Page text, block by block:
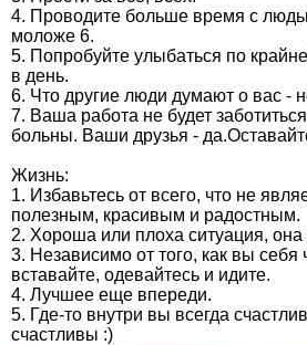
4. Проводите больше время с
моложе 6.
5. Попробуйте улыбаться по
в день.
6. Что другие люди думают о вас -
7. Ваша работа не будет
больны. Ваши друзья -
Жизнь:
1. Избавьтесь от всего, что не
полезным, красивым и радостным.
2. Хороша или плоха ситуация, она
3. Независимо от того, как вы себя
вставайте, одевайтесь и идите.
4. Лучшее еще впереди.
5. Где-то внутри вы всегда
счастливы :)